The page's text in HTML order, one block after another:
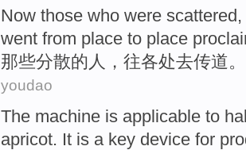
Now those who were scattered
went from place to place
那些分散的 人， 往各处去传道。
youdao
The machine is applicable to
apricot. It is a key device for